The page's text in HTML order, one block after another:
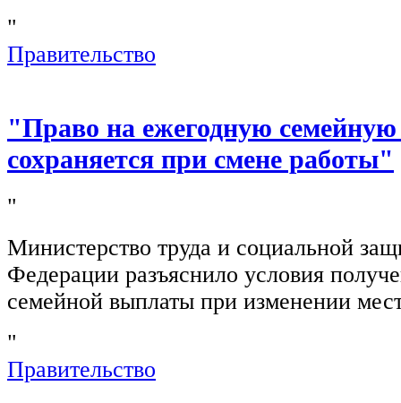
"
Правительство
"Право на ежегодную
сохраняется при смене работы"
"
Министерство труда и социальной
Федерации разъяснило условия
семейной выплаты при изменении
"
Правительство